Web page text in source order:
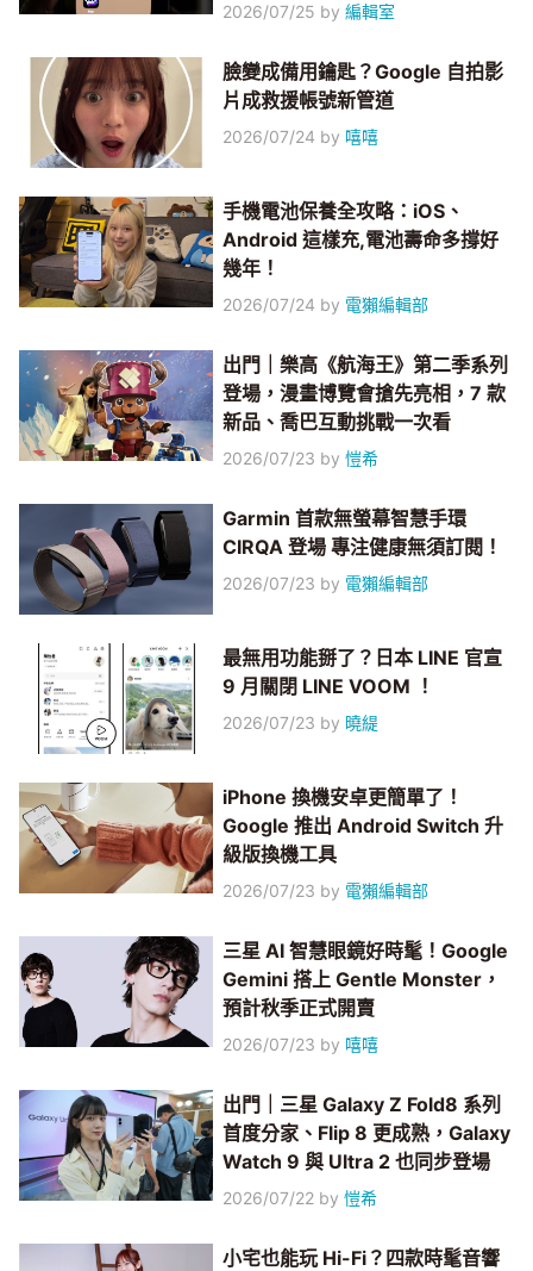
2026/07/25 by編輯室
臉變成備用鑰匙？Google 自拍影
片成救援帳號新管道
2026/07/24 by 嘻嘻
手機電池保養全攻略：iOS、
Android 這樣充,電池壽命多撐好
幾年！
2026/07/24 by 電獺編輯部
出門｜樂高《航海王》第二季系列
登場，漫畫博覽會搶先亮相，7 款
新品、喬巴互動挑戰一次看
2026/07/23 by愷希
Garmin 首款無螢幕智慧手環
CIRQA 登場 專注健康無須訂閱！
2026/07/23 by 電獺編輯部
最無用功能掰了？日本 LINE 官宣
9 月關閉 LINE VOOM ！
2026/07/23 by 曉緹
iPhone 換機安卓更簡單了！
Google 推出 Android Switch 升
級版換機工具
2026/07/23 by 電獺編輯部
三星 AI 智慧眼鏡好時髦！Google
Gemini 搭上 Gentle Monster，
預計秋季正式開賣
2026/07/23 by 嘻嘻
出門｜三星 Galaxy Z Fold8 系列
首度分家、Flip 8 更成熟，Galaxy
Watch 9 與 Ultra 2 也同步登場
2026/07/22 by愷希
小宅也能玩 Hi-Fi？四款時髦音響